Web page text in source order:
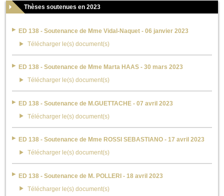
Thèses soutenues en 2023
ED 138 - Soutenance de Mme Vidal-Naquet - 06 janvier 2023
Télécharger le(s) document(s)
ED 138 - Soutenance de Mme Marta HAAS - 30 mars 2023
Télécharger le(s) document(s)
ED 138 - Soutenance de M.GUETTACHE - 07 avril 2023
Télécharger le(s) document(s)
ED 138 - Soutenance de Mme ROSSI SEBASTIANO - 17 avril 2023
Télécharger le(s) document(s)
ED 138 - Soutenance de M. POLLERI - 18 avril 2023
Télécharger le(s) document(s)